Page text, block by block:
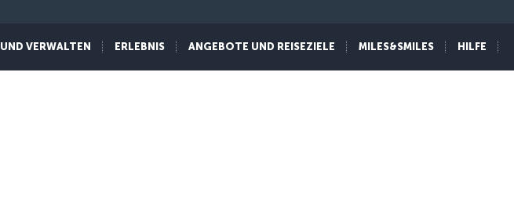
VERWALTEN ERLEBNIS ANGEBOTE UND REISEZIELE MILES&SMILES HILFE